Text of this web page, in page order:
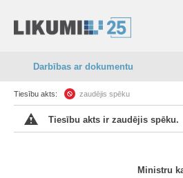
Darbības ar dokumentu
Tiesību akts: zaudējis spēku
Tiesību akts ir zaudējis spēku.
Ministru